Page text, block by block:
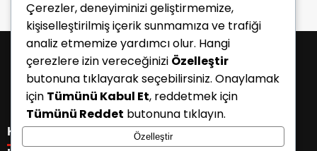
KATEGORİLER
Çerezler, deneyiminizi geliştirmemize,
kişiselleştirilmiş içerik sunmamıza ve trafiği
analiz etmemize yardımcı olur. Hangi
çerezlere izin vereceğinizi Özelleştir
butonuna tıklayarak seçebilirsiniz. Onaylamak
için Tümünü Kabul Et, reddetmek için
Tümünü Reddet butonuna tıklayın.
Özelleştir